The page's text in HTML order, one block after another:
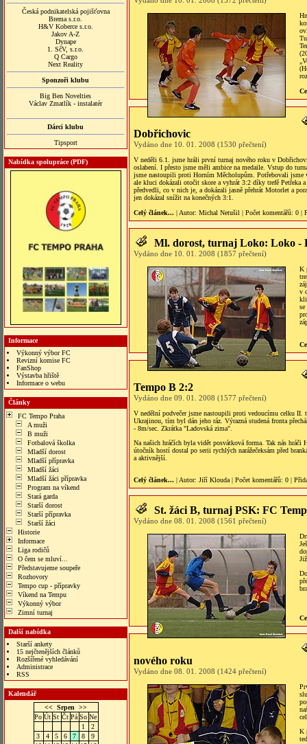
Česká podnikatelská pojišťovna
Brema s.r.o.
H&V Koberce s.r.o.
Jakov A-Z
Dynape
1. SčV, s.r.o.
Q Cargo
Next Reality
Sponzoři klubu
Big Ben Novelties
Václav Zmatlík - instalatér
Dárci klubu
Tipsport
Nabídka spolupráce (PDF)
Informace
Výkonný výbor FC
Revizní komise FC
FanShop
Výstavba hřiště
Informace o webu
veren siteler
Články
FC Tempo Praha
A muži
B muži
Fotbalová školka
Mladší dorost
Mladší přípravka
Mladší žáci
Mladší žáci přípravka
Program na víkend
Stará garda
Starší dorost
Starší přípravka
Starší žáci
Historie
Informace
Liga rodičů
O čem se mluví...
Představujeme soupeře
Rozhovory
Tempo cup - přípravky
Víkend na Tempu
Výkonný výbor
Zimní turnaj
Další nabídka
Starší ankety
15 nejčtenějších článků
Rozšířené vyhledávání
Administrace
RSS
Kalendář
<< Srpen
>>
Po Út St Čt Pá So Ne
1
2
3
4 5 6 7 8
9
Dobřichovic
Vydáno dne 10. 01. 2008 (1530 přečtení)
V neděli 6.1. jsme hráli první turnaj nového roku v
oslabení. I přesto jsme měli ambice na medaile. Vstup do
jsme nastoupili proti Horním Měcholupům. Potřebovali jsme
ale kluci dokázali otočit skore a vyhrát 3:2 díky trefě Petřeka
předvedli, co v nich je, a dokázali jasně přehrát Motorlet a
jen dokázal snížit na konečných 3:1.
Celý článek... | Autor: Michal Netušil | Počet komentářů: 0 |
Ml. dorost, turnaj Loko: Loko -
Vydáno dne 10. 01. 2008 (1857 přečtení)
K
v
Tempo B 2:2
Vydáno dne 09. 01. 2008 (1577 přečtení)
V nedělní podvečer jsme nastoupili proti vedoucímu celku II.
Ukrajinou, tím byl dán jeho ráz. Výrazná studená fronta
- 8m/sec. Zkrátka "Ladovská zima".
Na našich hráčích byla vidět posvátková forma. Tak nás
útočník hostí dostal po serii rychlých narážečeksám před
a aktivnější.
Celý článek... | Autor: Jiří Klouda | Počet komentářů: 0 |
St. žáci B, turnaj PSK: FC
Vydáno dne 08. 01. 2008 (1561 přečtení)
nového roku
Vydáno dne 08. 01. 2008 (1424 přečtení)
K